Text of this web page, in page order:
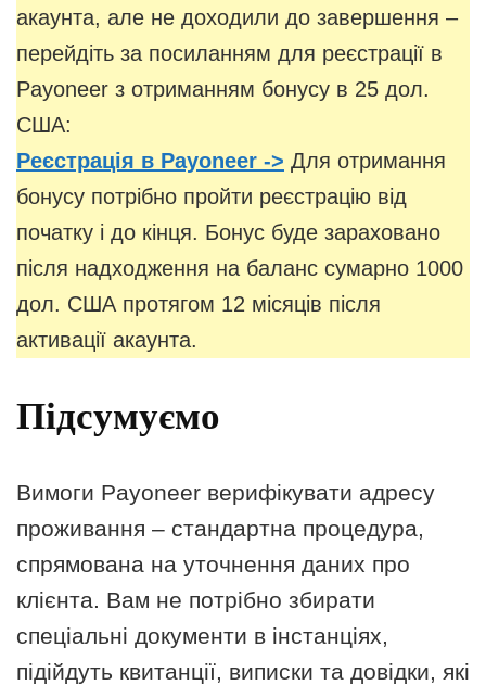
акаунта, але не доходили до завершення –
перейдіть за посиланням для реєстрації в
Payoneer з отриманням бонусу в 25 дол.
США:
Реєстрація в Payoneer -> Для отримання
бонусу потрібно пройти реєстрацію від
початку і до кінця. Бонус буде зараховано
після надходження на баланс сумарно 1000
дол. США протягом 12 місяців після
активації акаунта.
Підсумуємо
Вимоги Payoneer верифікувати адресу
проживання – стандартна процедура,
спрямована на уточнення даних про
клієнта. Вам не потрібно збирати
спеціальні документи в інстанціях,
підійдуть квитанції, виписки та довідки, які